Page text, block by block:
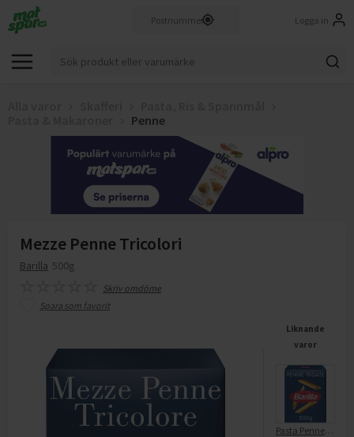
Logga in
Penne
Mezze Penne Tricolori
Barilla 500g
Skriv omdöme
Spara som favorit
Liknande
varor
Pasta Penne Rigate